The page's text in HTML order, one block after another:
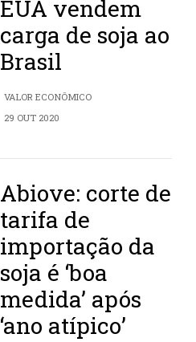
EUA vendem
carga de soja ao
Brasil
VALOR ECONÔMICO
29 OUT 2020
Abiove: corte de
tarifa de
importação da
soja é ‘boa
medida’ após
‘ano atípico’